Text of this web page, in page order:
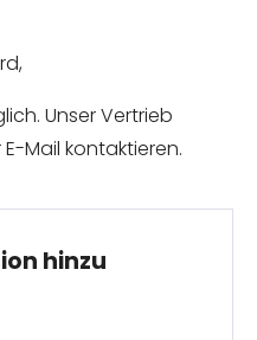
Unser Vertrieb
Mail kontaktieren.
hinzu